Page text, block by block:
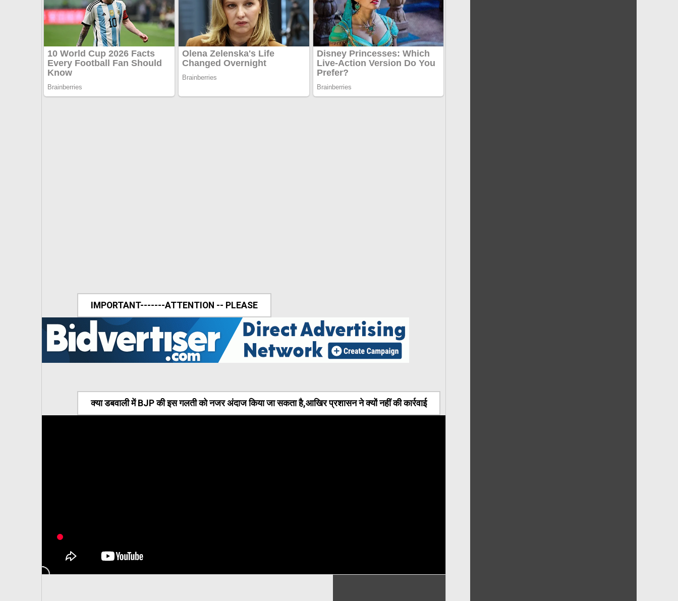
IMPORTANT-------ATTENTION -- PLEASE
क्या डबवाली में BJP की इस गलती को नजर अंदाज किया जा सकता है,आखिर प्रशासन ने क्यों नहीं की कार्रवाई